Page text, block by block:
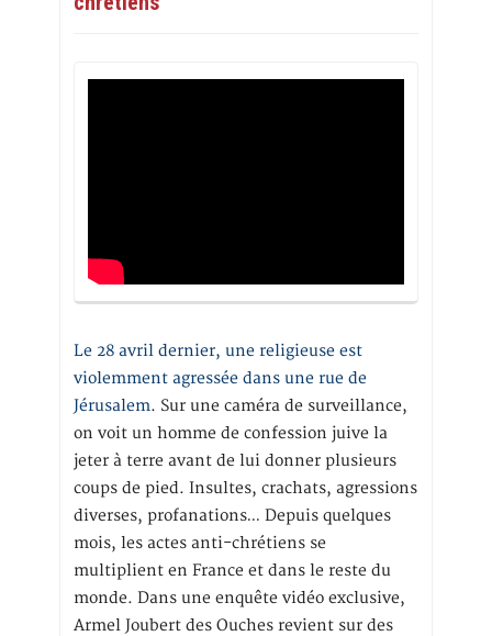
Le 28 avril dernier, une religieuse est
violemment agressée dans une rue de
Jérusalem. Sur une caméra de surveillance,
on voit un homme de confession juive la
jeter à terre avant de lui donner plusieurs
coups de pied. Insultes, crachats, agressions
diverses, profanations… Depuis quelques
mois, les actes anti-chrétiens se
multiplient en France et dans le reste du
monde. Dans une enquête vidéo exclusive,
Armel Joubert des Ouches revient sur des